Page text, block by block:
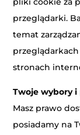
przeglądarki.
temat
stronach
Twoje wybory i
Masz prawo
posiadamy na